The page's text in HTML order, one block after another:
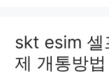
skt esim 셀
제 개통방법